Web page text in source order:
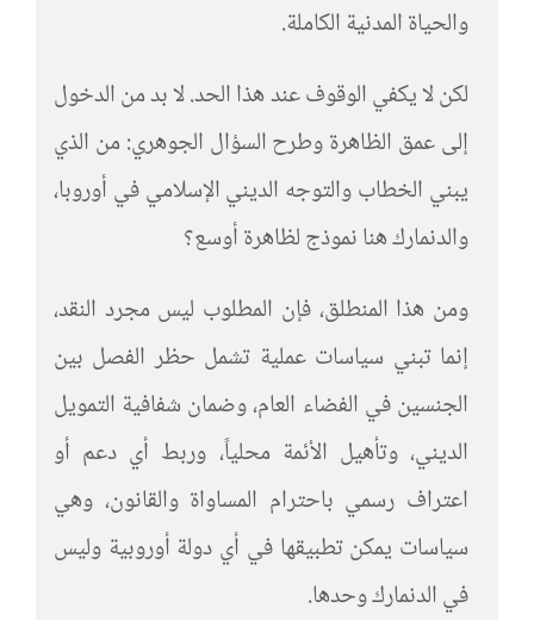
والحياة المدنية الكاملة.
لكن لا يكفي الوقوف عند هذا الحد. لا بد من الدخول
إلى عمق الظاهرة وطرح السؤال الجوهري: من الذي
يبني الخطاب والتوجه الديني الإسلامي في أوروبا،
والدنمارك هنا نموذج لظاهرة أوسع؟
ومن هذا المنطلق، فإن المطلوب ليس مجرد النقد،
إنما تبني سياسات عملية تشمل حظر الفصل بين
الجنسين في الفضاء العام، وضمان شفافية التمويل
الديني، وتأهيل الأئمة محلياً، وربط أي دعم أو
اعتراف رسمي باحترام المساواة والقانون، وهي
سياسات يمكن تطبيقها في أي دولة أوروبية وليس
في الدنمارك وحدها.